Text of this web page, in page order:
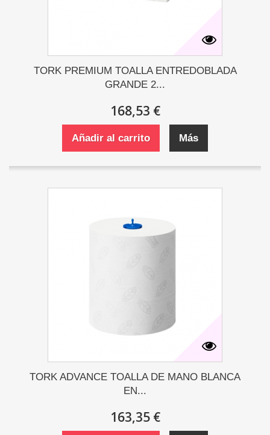
TORK PREMIUM TOALLA ENTREDOBLADA
GRANDE 2...
168,53 €
Añadir al carrito Más
TORK ADVANCE TOALLA DE MANO BLANCA
EN...
163,35 €